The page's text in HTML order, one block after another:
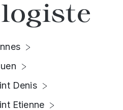
Denis
Etienne